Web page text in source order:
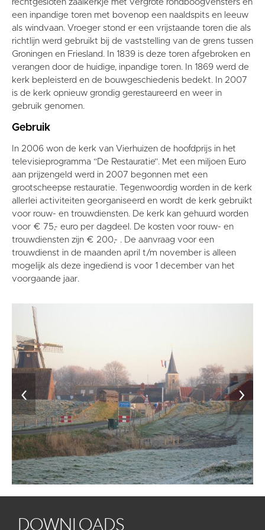
rechtgesloten zaalkerkje met vergrote rondboogvensters en
een inpandige toren met bovenop een naaldspits en leeuw
als windvaan. Vroeger stond er een vrijstaande toren die als
richtlijn werd gebruikt bij de vaststelling van de grens tussen
Groningen en Friesland. In 1839 is deze toren afgebroken en
verangen door de huidige, inpandige toren. In 1869 werd de
kerk bepleisterd en de bouwgeschiedenis bedekt. In 2007
is de kerk opnieuw grondig gerestaureerd en weer in
gebruik genomen.
Gebruik
In 2006 won de kerk van Vierhuizen de hoofdprijs in het
televisieprogramma “De Restauratie”. Met een miljoen Euro
aan prijzengeld werd in 2007 begonnen met een
grootscheepse restauratie. Tegenwoordig worden in de kerk
allerlei activiteiten georganiseerd en wordt de kerk gebruikt
voor rouw- en trouwdiensten. De kerk kan gehuurd worden
voor € 75,- euro per dagdeel. De kosten voor rouw- en
trouwdiensten zijn € 200,- . De aanvraag voor een
trouwdienst in de maanden april t/m november is alleen
mogelijk als deze ingediend is voor 1 december van het
voorgaande jaar.
‹ ›
DOWNLOADS